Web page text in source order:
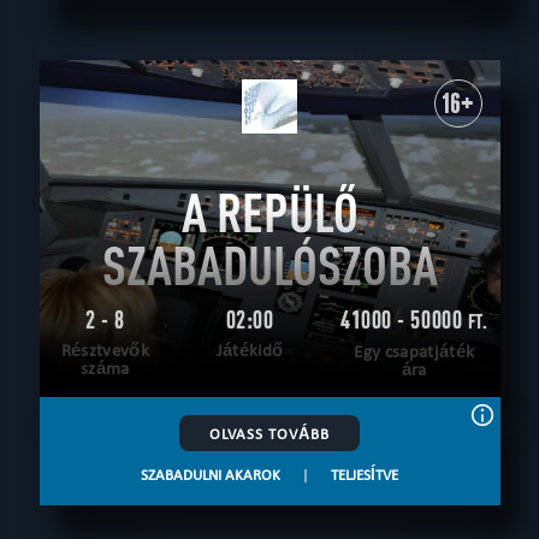
16+
A REPÜLŐ
SZABADULÓSZOBA
2 - 8
Résztvevők
száma
02:00
Játékidő
41000 - 50000 FT.
Egy csapatjáték
ára
OLVASS TOVÁBB
SZABADULNI AKAROK | TELJESÍTVE